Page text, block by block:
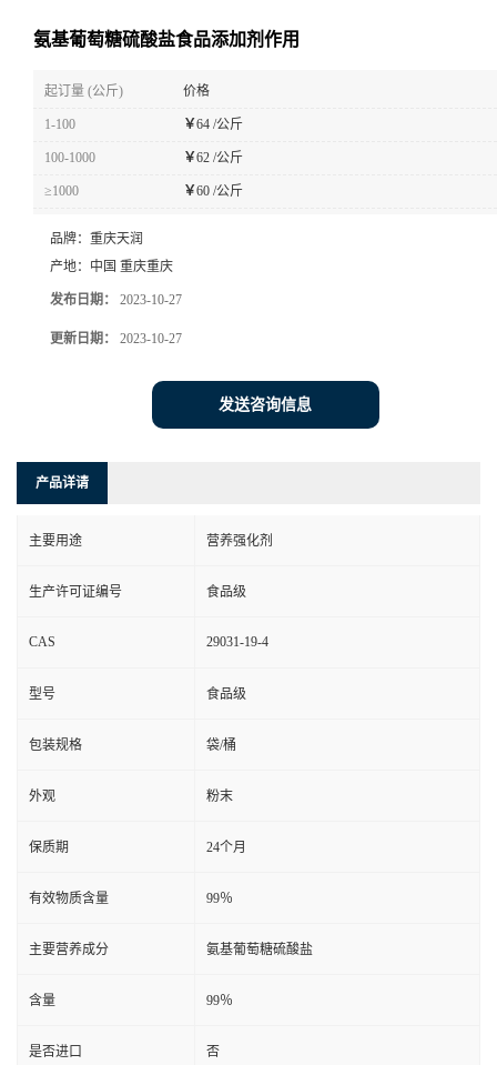
氨基葡萄糖硫酸盐食品添加剂作用
起订量 (公斤) 价格
1-100 ￥64 /公斤
100-1000 ￥62 /公斤
≥1000 ￥60 /公斤
品牌： 重庆天润
产地： 中国 重庆重庆
发布日期： 2023-10-27
更新日期： 2023-10-27
发送咨询信息
产品详请
主要用途 营养强化剂
生产许可证编号 食品级
CAS 29031-19-4
型号 食品级
包装规格 袋/桶
外观 粉末
保质期 24个月
有效物质含量 99％
主要营养成分 氨基葡萄糖硫酸盐
含量 99％
是否进口 否